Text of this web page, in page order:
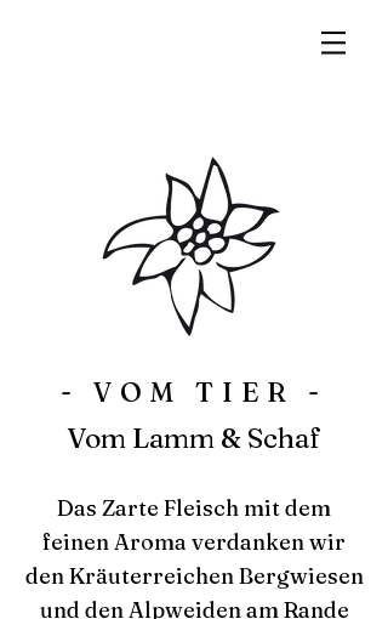
- VOM TIER -
Vom Lamm & Schaf
Das Zarte Fleisch mit dem
feinen Aroma verdanken wir
den Kräuterreichen Bergwiesen
und den Alpweiden am Rande